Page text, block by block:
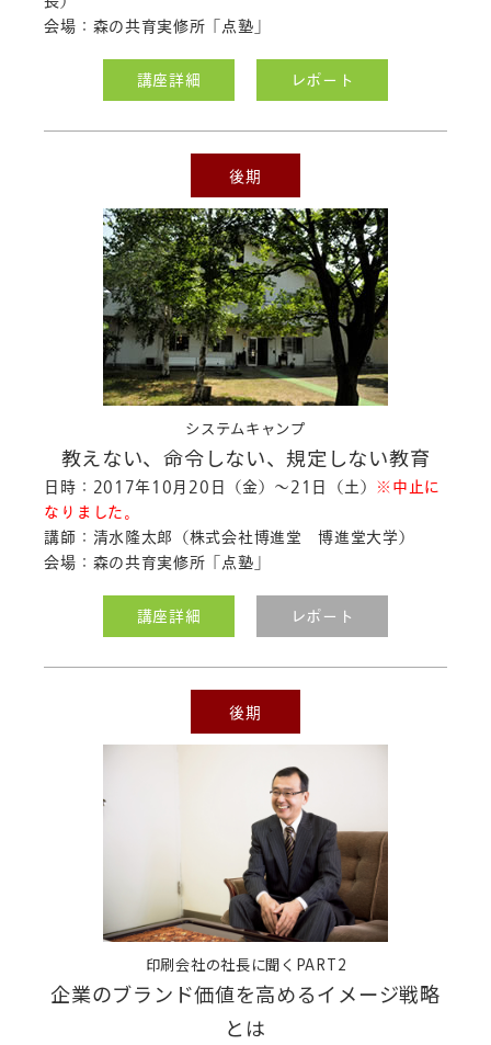
を公開しました。
2017.11.02
「こころとからだの健康創造」のシラ
バスを公開しました。
「コラージュ」のシラバスを公開しまし
た。
2017.10.27
「デザインシンキング」のシラバスを公
開しました。
「アイディア発想法」のシラバス を公開
しました。
「情報生産技術」のシラバスを公開し
ました。
2017.10.16
「システムキャンプ」の開催を中止しま
した。
2017.09.04
「印刷会社の社長に聞くPART1」のレ
ポートを公開しました。
「財務会計」のレポート
を公開しまし
「メンタルケアサポート」のレポート
「本の書き方講座 前編」のレポート
を公開しました。
「本の書き方講座 後編」のレポート
を公開しました。
「筆文字ワークショップ」のシラバス
を公開しました。
2017.08.17
「2年目社員研修」のレポートを公開し
ました。
会場：森の共育実修所「点塾」
講座詳細 レポート
後期
システムキャンプ
教えない、命令しない、規定しない教育
日時：2017年10月20日（金）～21日（土） ※中止に
なりました。
講師：清水隆太郎（株式会社博進堂 博進堂大学）
会場：森の共育実修所「点塾」
講座詳細 レポート
後期
印刷会社の社長に聞くPART2
企業のブランド価値を高めるイメージ戦略
とは